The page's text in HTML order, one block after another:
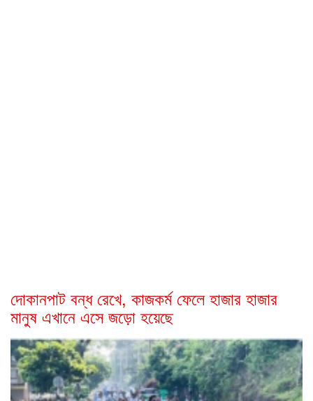
দোকানপাট বন্ধ রেখে, কাজকর্ম ফেলে হাজার হাজার
মানুষ এখানে এসে জড়ো হয়েছে